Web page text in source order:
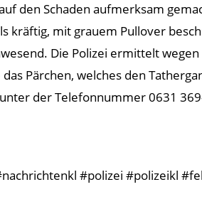
den Schaden aufmerksam
kräftig, mit grauem Pullover
Die Polizei ermittelt wegen
Pärchen, welches den
der Telefonnummer 0631
#polizei #polizeikl